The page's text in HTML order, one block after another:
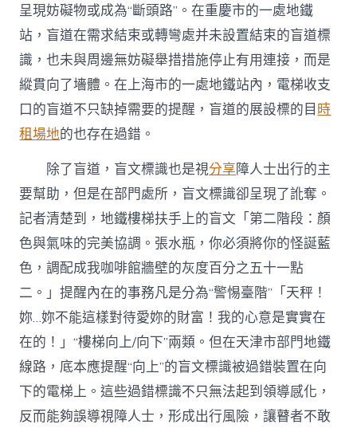
呈現妨礙物或成為“斷頭路”。在重慶市的一處地鐵
站，盲道在需求結束或轉彎處并未設置結束的盲道標
識，也未與周邊無妨礙舉措措施停止有用連接，而是
縱貫向了墻體。在上海市的一處地鐵站內，電梯收支
口的盲道不只缺掉需要的提醒，盲道的展設標的目 時
租場地的也存在過錯。
除了盲道，盲文標識也是視分享障人士出行的主
要幫助，但是在部門處所，盲文標識卻呈現了訛奪。
記者清楚到，地鐵樓梯扶手上的盲文「第二階段：顏
色與氣味的完美協調。張水瓶，你必須將你的怪誕藍
色，調配成我咖啡館牆壁的灰度百分之五十一點
二。」提醒內在的事務凡是分為“警惕臺階”「天秤！
妳…妳不能這樣對待愛妳的財富！我的心意是實實在
在的！」“樓梯向上/向下”兩類。但在天津市部門地鐵
線路，底本應提醒“向上”的盲文標識被過錯裝置在向
下的電梯上。這些過錯標識不只無法起到領導感化，
反而能夠誤導視障人士，形成出行風險，讓瞽者不敢